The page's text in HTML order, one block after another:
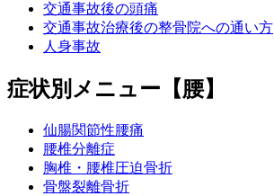
交通事故後の頭痛
交通事故治療後の整骨院への通い方
人身事故
症状別メニュー【腰】
仙腸関節性腰痛
腰椎分離症
胸椎・腰椎圧迫骨折
骨盤裂離骨折